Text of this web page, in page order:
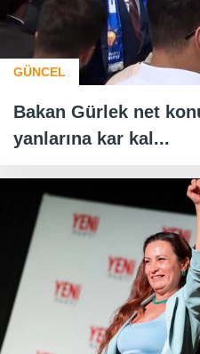
GÜNCEL
Bakan Gürlek net
yanlarına kar kal...